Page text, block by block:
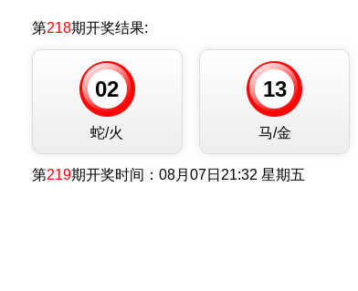
第218期开奖结果:
02
蛇/火
13
马/金
第219期开奖时间： 08月07日21:32 星期五